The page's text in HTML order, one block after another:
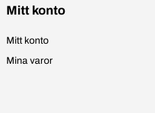
Mitt konto
Mitt konto
Mina varor